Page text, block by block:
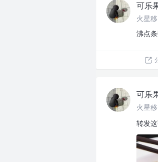
可乐
火星
沸点
可乐
火星
转发